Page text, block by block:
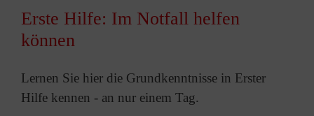
Erste Hilfe: Im Notfall helfen
können
Lernen Sie hier die Grundkenntnisse in Erster
Hilfe kennen - an nur einem Tag.